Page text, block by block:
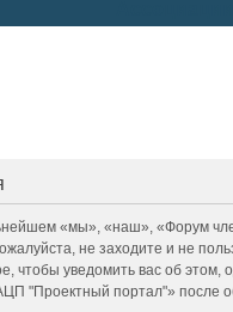
«мы», «наш», «Форум
не заходите и не
уведомить вас об
"Проектный портал"» после